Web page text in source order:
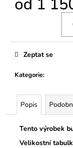
Kategorie:
Zeptat se
Popis
Tento výrobek
Velikostní